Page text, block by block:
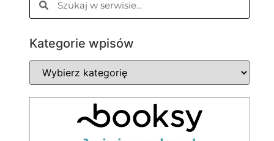
Kategorie wpisów